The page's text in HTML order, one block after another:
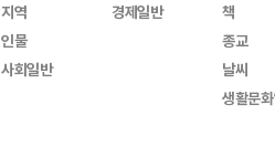
지역
인물
사회일반
경제일반
책
종교
날씨
생활문